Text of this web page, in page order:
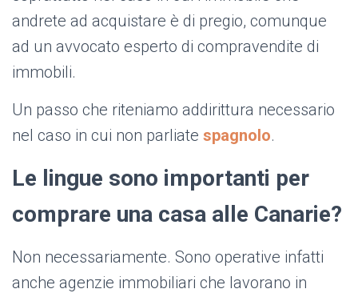
andrete ad acquistare è di pregio, comunque
ad un avvocato esperto di compravendite di
immobili.
Un passo che riteniamo addirittura necessario
nel caso in cui non parliate spagnolo.
Le lingue sono importanti per
comprare una casa alle Canarie?
Non necessariamente. Sono operative infatti
anche agenzie immobiliari che lavorano in